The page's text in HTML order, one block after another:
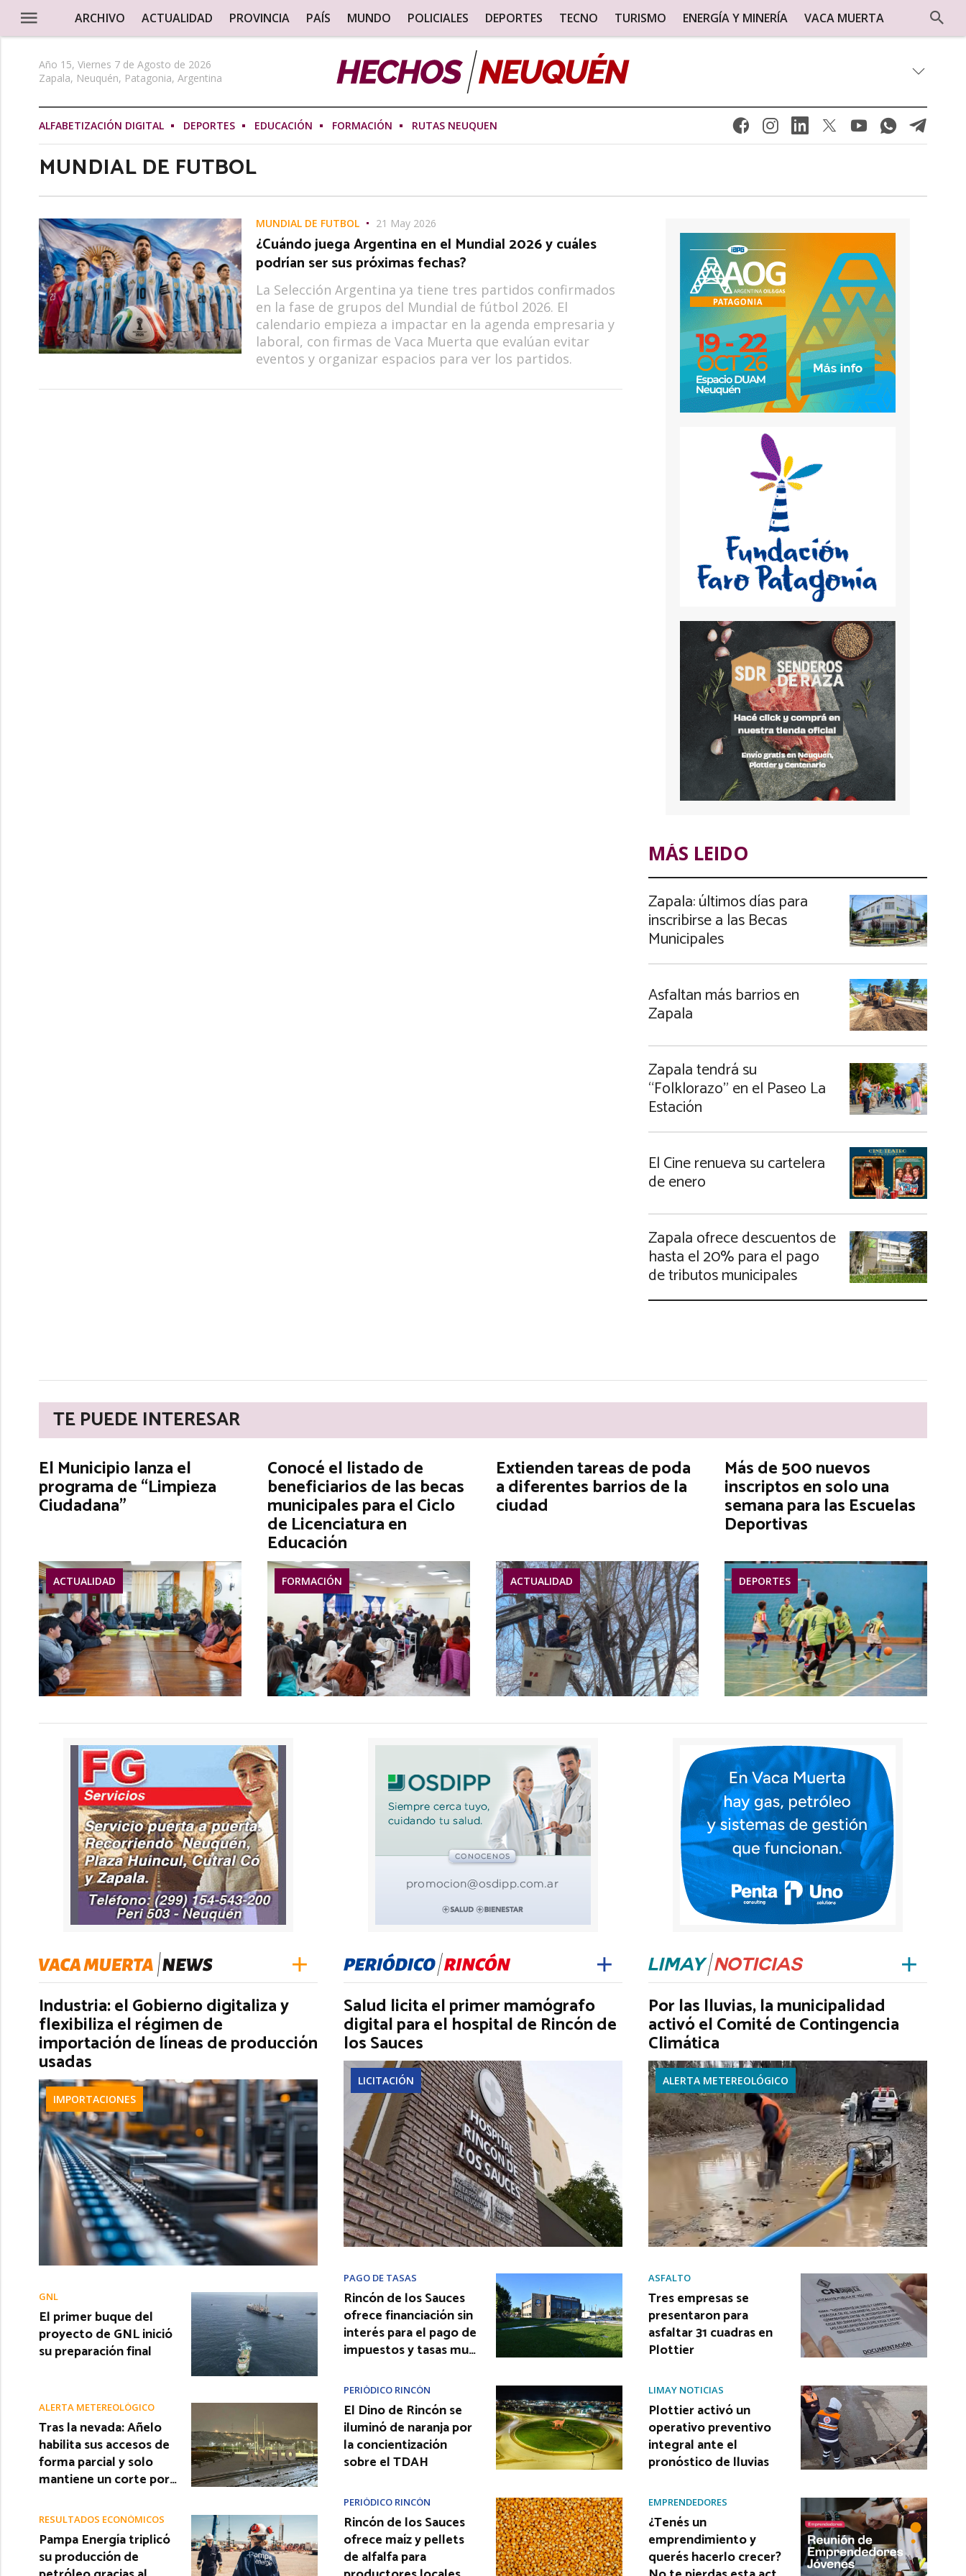
ARCHIVO ACTUALIDAD PROVINCIA PAÍS MUNDO POLICIALES DEPORTES TECNO TURISMO ENERGÍA Y MINERÍA VACA MUERTA
Año 15, Viernes 7 de Agosto de 2026
Zapala, Neuquén, Patagonia, Argentina
ALFABETIZACIÓN DIGITAL DEPORTES EDUCACIÓN FORMACIÓN RUTAS NEUQUEN
MUNDIAL DE FUTBOL
MUNDIAL DE FUTBOL 21 May 2026
¿Cuándo juega Argentina en el Mundial 2026 y cuáles
podrían ser sus próximas fechas?
La Selección Argentina ya tiene tres partidos confirmados
en la fase de grupos del Mundial de fútbol 2026. El
calendario empieza a impactar en la agenda empresaria y
laboral, con firmas de Vaca Muerta que evalúan evitar
eventos y organizar espacios para ver los partidos.
MÁS LEIDO
Zapala: últimos días para
inscribirse a las Becas
Municipales
Asfaltan más barrios en
Zapala
Zapala tendrá su
“Folklorazo” en el Paseo La
Estación
El Cine renueva su cartelera
de enero
Zapala ofrece descuentos de
hasta el 20% para el pago
de tributos municipales
TE PUEDE INTERESAR
El Municipio lanza el
programa de “Limpieza
Ciudadana”
ACTUALIDAD
Conocé el listado de
beneficiarios de las becas
municipales para el Ciclo
de Licenciatura en
Educación
FORMACIÓN
Extienden tareas de poda
a diferentes barrios de la
ciudad
ACTUALIDAD
Más de 500 nuevos
inscriptos en solo una
semana para las Escuelas
Deportivas
DEPORTES
Industria: el Gobierno digitaliza y
flexibiliza el régimen de
importación de líneas de producción
usadas
IMPORTACIONES
GNL
El primer buque del
proyecto de GNL inició
su preparación final
ALERTA METEREOLÓGICO
Tras la nevada: Añelo
habilita sus accesos de
forma parcial y solo
mantiene un corte por…
RESULTADOS ECONÓMICOS
Pampa Energía triplicó
su producción de
Salud licita el primer mamógrafo
digital para el hospital de Rincón de
los Sauces
LICITACIÓN
PAGO DE TASAS
Rincón de los Sauces
ofrece financiación sin
interés para el pago de
impuestos y tasas mu…
PERIÓDICO RINCÓN
El Dino de Rincón se
iluminó de naranja por
la concientización
sobre el TDAH
PERIÓDICO RINCÓN
Rincón de los Sauces
ofrece maíz y pellets
de alfalfa para
Por las lluvias, la municipalidad
activó el Comité de Contingencia
Climática
ALERTA METEREOLÓGICO
ASFALTO
Tres empresas se
presentaron para
asfaltar 31 cuadras en
Plottier
LIMAY NOTICIAS
Plottier activó un
operativo preventivo
integral ante el
pronóstico de lluvias
EMPRENDEDORES
¿Tenés un
emprendimiento y
querés hacerlo crecer?